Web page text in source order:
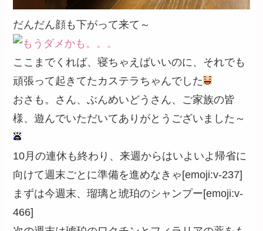
だんだん顔も下がって来て～
ここまでくれば、寝ちゃえばいいのに、それでも
頑張って起きてたカステラちゃんでした
おさも。さん、ぶんめいどうさん、ご家族の皆
様、遊んでいただいてありがとうございました～
10月の連休も終わり、来週からはいよいよ帰省に
向けて週末ごとに準備を進めなきゃ[emoji:v-237]
まずは今週末、瑠璃と琥珀のシャンプー[emoji:v-
466]